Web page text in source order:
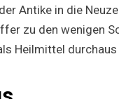
Antike in die
zu den wenigen
Heilmittel